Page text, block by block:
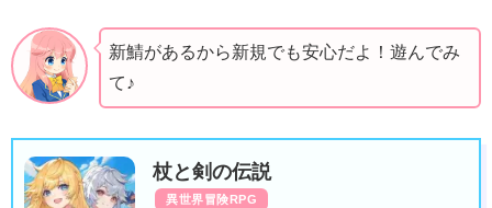
新鯖があるから新規でも安心だよ！遊んでみ
て♪
杖と剣の伝説
異世界冒険RPG